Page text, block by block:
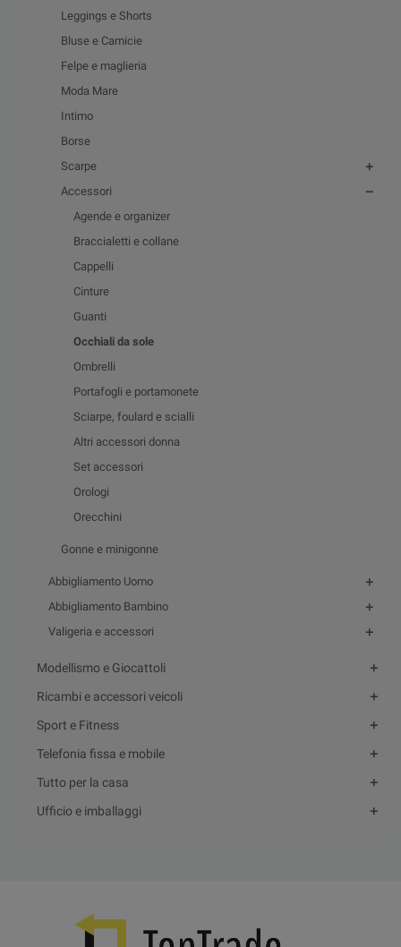
Leggings e Shorts
Bluse e Camicie
Felpe e maglieria
Moda Mare
Intimo
Borse
Scarpe
Accessori
Agende e organizer
Braccialetti e collane
Cappelli
Cinture
Guanti
Occhiali da sole
Ombrelli
Portafogli e portamonete
Sciarpe, foulard e scialli
Altri accessori donna
Set accessori
Orologi
Orecchini
Gonne e minigonne
Abbigliamento Uomo
Abbigliamento Bambino
Valigeria e accessori
Modellismo e Giocattoli
Ricambi e accessori veicoli
Sport e Fitness
Telefonia fissa e mobile
Tutto per la casa
Ufficio e imballaggi